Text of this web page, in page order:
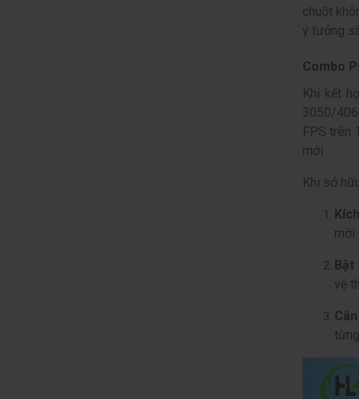
chuột
ý tưởng
Combo
Khi kết
3050/
FPS trên
mới
Khi sở
mới
Bật
vệ